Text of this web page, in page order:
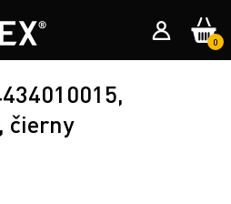
0
čierny